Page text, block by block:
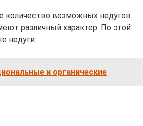
количество возможных недугов.
различный характер. По этой
недуги:
и органические